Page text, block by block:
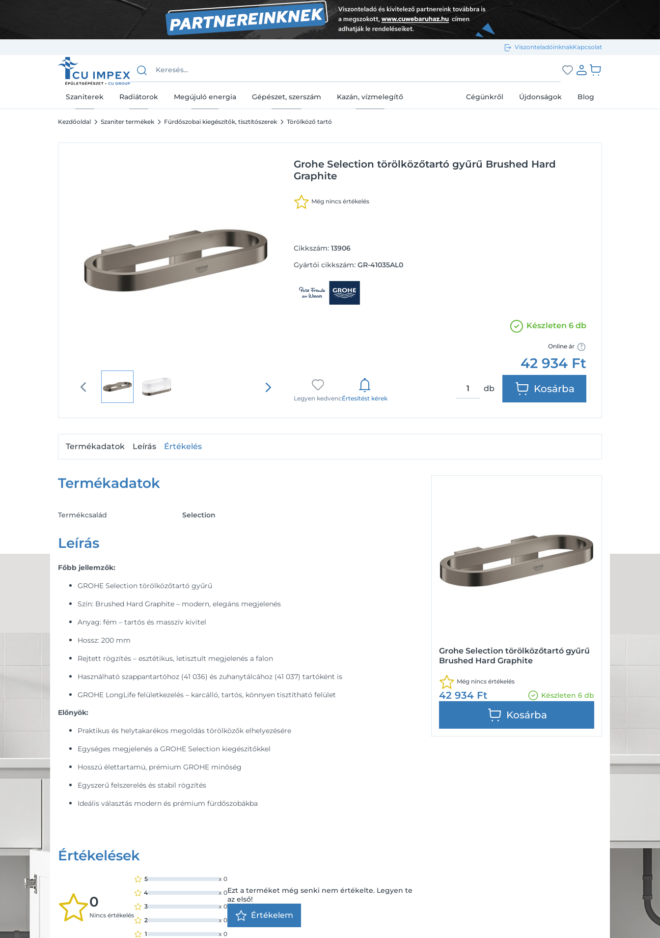
ViszonteladóinknakKapcsolat
Bejelentkezés e-mail-címmel
Szaniterek Radiátorok Megújuló energia Gépészet, szerszám Kazán, vízmelegítő Cégünkről Újdonságok Blog
Kezdőoldal Szaniter termékek Fürdőszobai kiegészítők, tisztítószerek Törölköző tartó
Grohe Selection törölközőtartó gyűrű Brushed Hard
Graphite
Még nincs értékelés
Cikkszám: 13906
Gyártói cikkszám: GR-41035AL0
Legyen kedvencÉrtesítést kérek
Készleten 6 db
Online ár
42 934 Ft
db Kosárba
Grohe Selection törölközőtartó gyűrű
Brushed Hard Graphite
Még nincs értékelés
42 934 Ft Készleten 6 db
Kosárba
Termékadatok Leírás Értékelés
Termékadatok
Termékcsalád Selection
Leírás
Főbb jellemzők:
GROHE Selection törölközőtartó gyűrű
Szín: Brushed Hard Graphite – modern, elegáns megjelenés
Anyag: fém – tartós és masszív kivitel
Hossz: 200 mm
Rejtett rögzítés – esztétikus, letisztult megjelenés a falon
Használható szappantartóhoz (41 036) és zuhanytálcához (41 037) tartóként is
GROHE LongLife felületkezelés – karcálló, tartós, könnyen tisztítható felület
Előnyök:
Praktikus és helytakarékos megoldás törölközők elhelyezésére
Egységes megjelenés a GROHE Selection kiegészítőkkel
Hosszú élettartamú, prémium GROHE minőség
Egyszerű felszerelés és stabil rögzítés
Ideális választás modern és prémium fürdőszobákba
Értékelések
0
Nincs értékelés
5 x 0
4
x 0
3
x 0
2
x 0
1
x 0
Ezt a terméket még senki nem értékelte. Legyen te
az első!
Értékelem